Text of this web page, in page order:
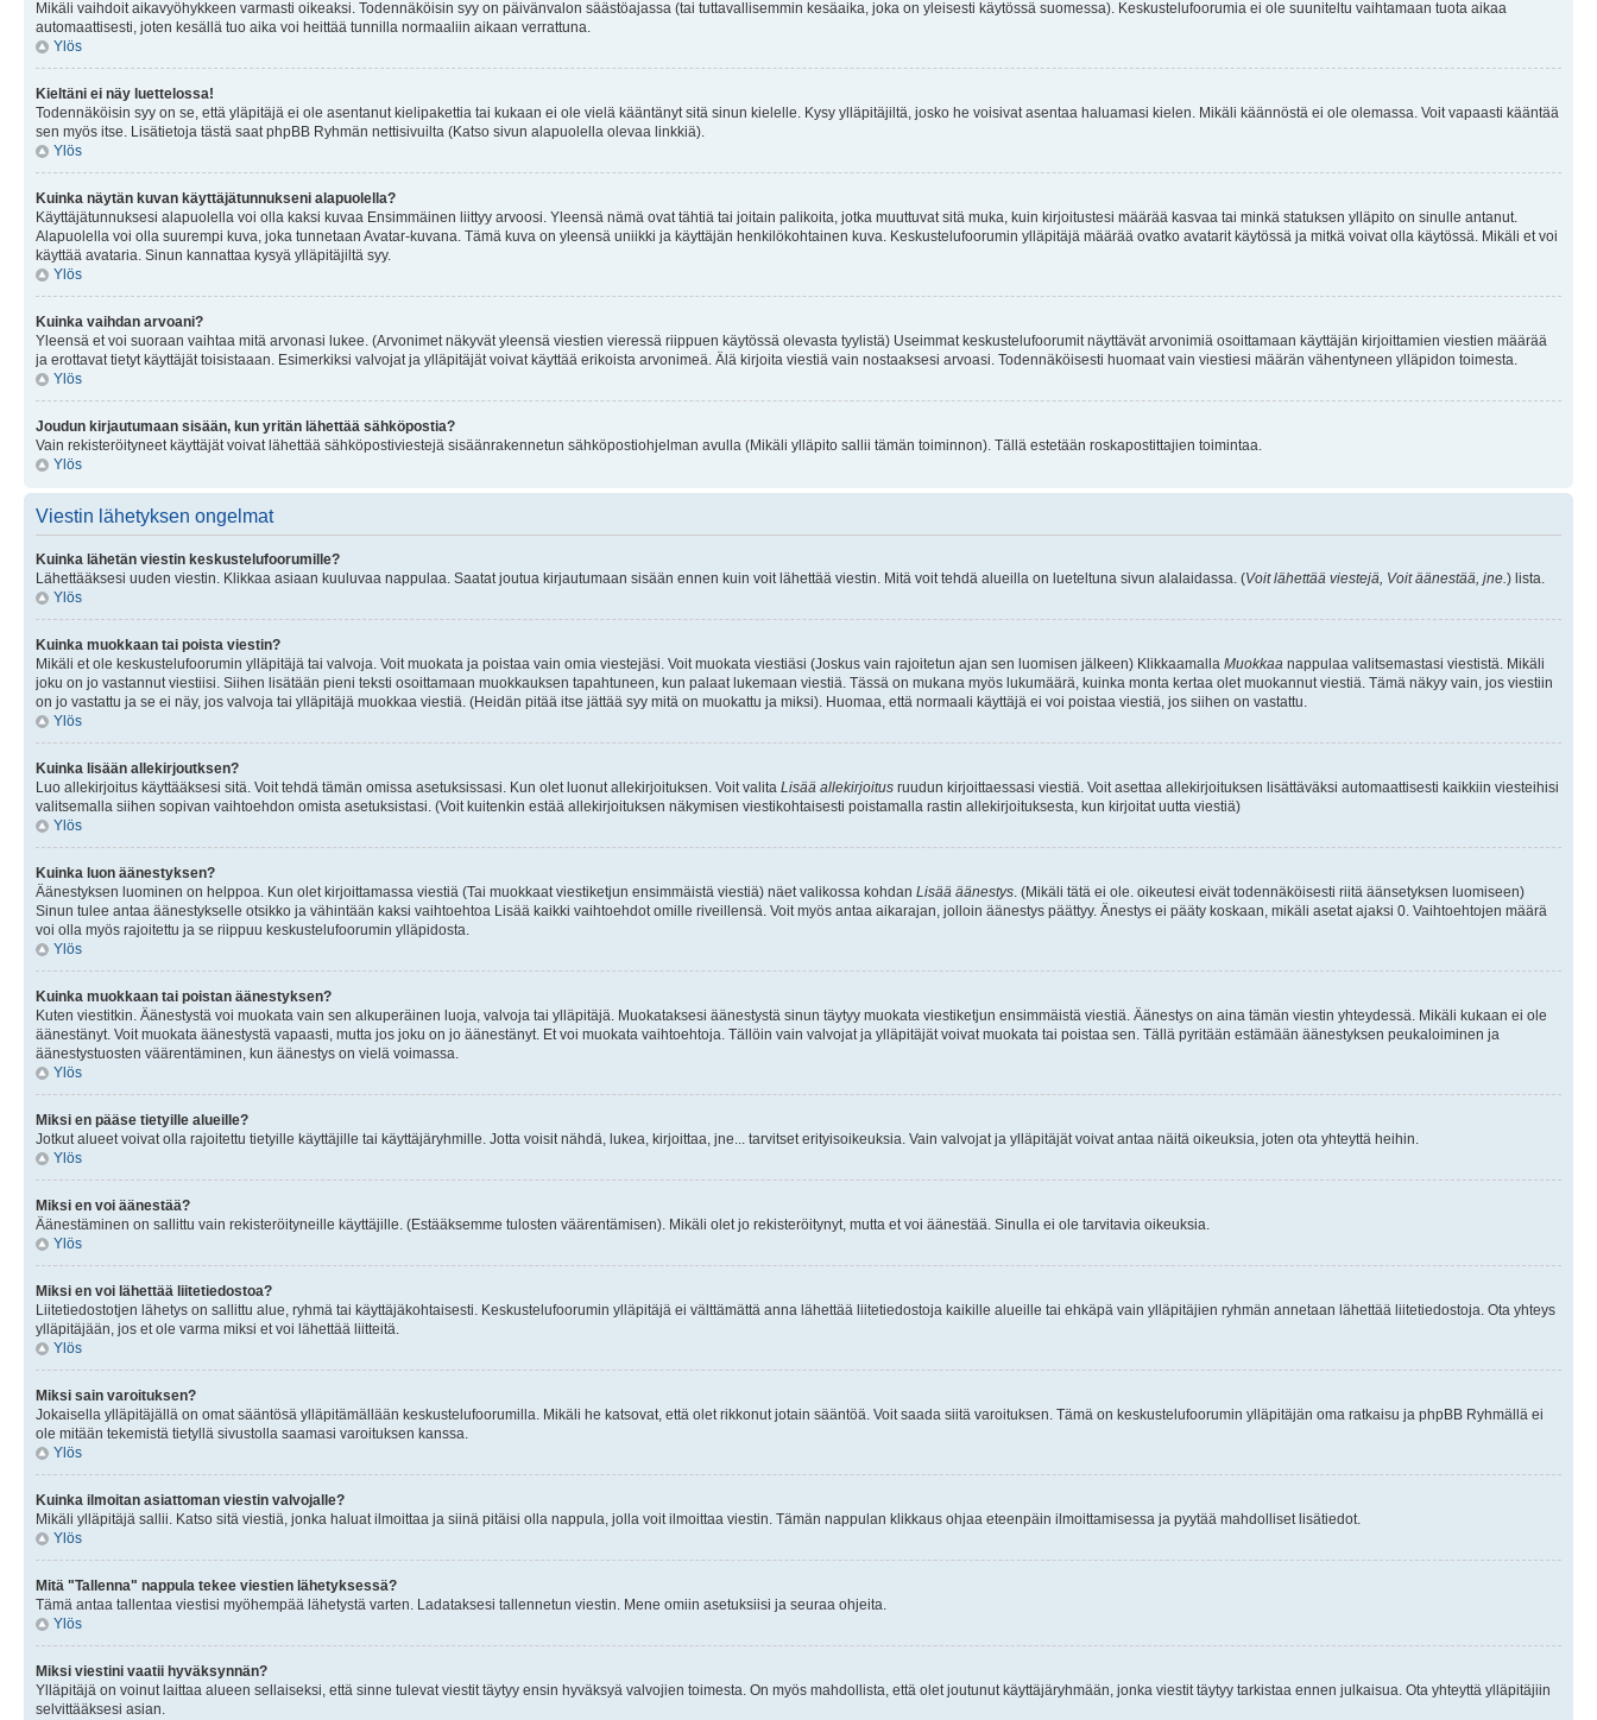
Mikäli vaihdoit aikavyöhykkeen varmasti oikeaksi. Todennäköisin syy on päivänvalon säästöajassa (tai tuttavallisemmin kesäaika, joka on yleisesti käytössä suomessa). Keskustelufoorumia ei ole suuniteltu vaihtamaan tuota aikaa
automaattisesti, joten kesällä tuo aika voi heittää tunnilla normaaliin aikaan verrattuna.
Ylös
Kieltäni ei näy luettelossa!
Todennäköisin syy on se, että yläpitäjä ei ole asentanut kielipakettia tai kukaan ei ole vielä kääntänyt sitä sinun kielelle. Kysy ylläpitäjiltä, josko he voisivat asentaa haluamasi kielen. Mikäli käännöstä ei ole olemassa. Voit vapaasti kääntää
sen myös itse. Lisätietoja tästä saat phpBB Ryhmän nettisivuilta (Katso sivun alapuolella olevaa linkkiä).
Ylös
Kuinka näytän kuvan käyttäjätunnukseni alapuolella?
Käyttäjätunnuksesi alapuolella voi olla kaksi kuvaa Ensimmäinen liittyy arvoosi. Yleensä nämä ovat tähtiä tai joitain palikoita, jotka muuttuvat sitä muka, kuin kirjoitustesi määrää kasvaa tai minkä statuksen ylläpito on sinulle antanut.
Alapuolella voi olla suurempi kuva, joka tunnetaan Avatar-kuvana. Tämä kuva on yleensä uniikki ja käyttäjän henkilökohtainen kuva. Keskustelufoorumin ylläpitäjä määrää ovatko avatarit käytössä ja mitkä voivat olla käytössä. Mikäli et voi
käyttää avataria. Sinun kannattaa kysyä ylläpitäjiltä syy.
Ylös
Kuinka vaihdan arvoani?
Yleensä et voi suoraan vaihtaa mitä arvonasi lukee. (Arvonimet näkyvät yleensä viestien vieressä riippuen käytössä olevasta tyylistä) Useimmat keskustelufoorumit näyttävät arvonimiä osoittamaan käyttäjän kirjoittamien viestien määrää
ja erottavat tietyt käyttäjät toisistaaan. Esimerkiksi valvojat ja ylläpitäjät voivat käyttää erikoista arvonimeä. Älä kirjoita viestiä vain nostaaksesi arvoasi. Todennäköisesti huomaat vain viestiesi määrän vähentyneen ylläpidon toimesta.
Ylös
Joudun kirjautumaan sisään, kun yritän lähettää sähköpostia?
Vain rekisteröityneet käyttäjät voivat lähettää sähköpostiviestejä sisäänrakennetun sähköpostiohjelman avulla (Mikäli ylläpito sallii tämän toiminnon). Tällä estetään roskapostittajien toimintaa.
Ylös
Viestin lähetyksen ongelmat
Kuinka lähetän viestin keskustelufoorumille?
Lähettääksesi uuden viestin. Klikkaa asiaan kuuluvaa nappulaa. Saatat joutua kirjautumaan sisään ennen kuin voit lähettää viestin. Mitä voit tehdä alueilla on lueteltuna sivun alalaidassa. (Voit lähettää viestejä, Voit äänestää, jne. ) lista.
Ylös
Kuinka muokkaan tai poista viestin?
Mikäli et ole keskustelufoorumin ylläpitäjä tai valvoja. Voit muokata ja poistaa vain omia viestejäsi. Voit muokata viestiäsi (Joskus vain rajoitetun ajan sen luomisen jälkeen) Klikkaamalla Muokkaa nappulaa valitsemastasi viestistä. Mikäli
joku on jo vastannut viestiisi. Siihen lisätään pieni teksti osoittamaan muokkauksen tapahtuneen, kun palaat lukemaan viestiä. Tässä on mukana myös lukumäärä, kuinka monta kertaa olet muokannut viestiä. Tämä näkyy vain, jos viestiin
on jo vastattu ja se ei näy, jos valvoja tai ylläpitäjä muokkaa viestiä. (Heidän pitää itse jättää syy mitä on muokattu ja miksi). Huomaa, että normaali käyttäjä ei voi poistaa viestiä, jos siihen on vastattu.
Ylös
Kuinka lisään allekirjoutksen?
Luo allekirjoitus käyttääksesi sitä. Voit tehdä tämän omissa asetuksissasi. Kun olet luonut allekirjoituksen. Voit valita Lisää allekirjoitus ruudun kirjoittaessasi viestiä. Voit asettaa allekirjoituksen lisättäväksi automaattisesti kaikkiin viesteihisi
valitsemalla siihen sopivan vaihtoehdon omista asetuksistasi. (Voit kuitenkin estää allekirjoituksen näkymisen viestikohtaisesti poistamalla rastin allekirjoituksesta, kun kirjoitat uutta viestiä)
Ylös
Kuinka luon äänestyksen?
Äänestyksen luominen on helppoa. Kun olet kirjoittamassa viestiä (Tai muokkaat viestiketjun ensimmäistä viestiä) näet valikossa kohdan Lisää äänestys . (Mikäli tätä ei ole. oikeutesi eivät todennäköisesti riitä äänsetyksen luomiseen)
Sinun tulee antaa äänestykselle otsikko ja vähintään kaksi vaihtoehtoa Lisää kaikki vaihtoehdot omille riveillensä. Voit myös antaa aikarajan, jolloin äänestys päättyy. Änestys ei pääty koskaan, mikäli asetat ajaksi 0. Vaihtoehtojen määrä
voi olla myös rajoitettu ja se riippuu keskustelufoorumin ylläpidosta.
Ylös
Kuinka muokkaan tai poistan äänestyksen?
Kuten viestitkin. Äänestystä voi muokata vain sen alkuperäinen luoja, valvoja tai ylläpitäjä. Muokataksesi äänestystä sinun täytyy muokata viestiketjun ensimmäistä viestiä. Äänestys on aina tämän viestin yhteydessä. Mikäli kukaan ei ole
äänestänyt. Voit muokata äänestystä vapaasti, mutta jos joku on jo äänestänyt. Et voi muokata vaihtoehtoja. Tällöin vain valvojat ja ylläpitäjät voivat muokata tai poistaa sen. Tällä pyritään estämään äänestyksen peukaloiminen ja
äänestystuosten väärentäminen, kun äänestys on vielä voimassa.
Ylös
Miksi en pääse tietyille alueille?
Jotkut alueet voivat olla rajoitettu tietyille käyttäjille tai käyttäjäryhmille. Jotta voisit nähdä, lukea, kirjoittaa, jne... tarvitset erityisoikeuksia. Vain valvojat ja ylläpitäjät voivat antaa näitä oikeuksia, joten ota yhteyttä heihin.
Ylös
Miksi en voi äänestää?
Äänestäminen on sallittu vain rekisteröityneille käyttäjille. (Estääksemme tulosten väärentämisen). Mikäli olet jo rekisteröitynyt, mutta et voi äänestää. Sinulla ei ole tarvitavia oikeuksia.
Ylös
Miksi en voi lähettää liitetiedostoa?
Liitetiedostotjen lähetys on sallittu alue, ryhmä tai käyttäjäkohtaisesti. Keskustelufoorumin ylläpitäjä ei välttämättä anna lähettää liitetiedostoja kaikille alueille tai ehkäpä vain ylläpitäjien ryhmän annetaan lähettää liitetiedostoja. Ota yhteys
ylläpitäjään, jos et ole varma miksi et voi lähettää liitteitä.
Ylös
Miksi sain varoituksen?
Jokaisella ylläpitäjällä on omat sääntösä ylläpitämällään keskustelufoorumilla. Mikäli he katsovat, että olet rikkonut jotain sääntöä. Voit saada siitä varoituksen. Tämä on keskustelufoorumin ylläpitäjän oma ratkaisu ja phpBB Ryhmällä ei
ole mitään tekemistä tietyllä sivustolla saamasi varoituksen kanssa.
Ylös
Kuinka ilmoitan asiattoman viestin valvojalle?
Mikäli ylläpitäjä sallii. Katso sitä viestiä, jonka haluat ilmoittaa ja siinä pitäisi olla nappula, jolla voit ilmoittaa viestin. Tämän nappulan klikkaus ohjaa eteenpäin ilmoittamisessa ja pyytää mahdolliset lisätiedot.
Ylös
Mitä "Tallenna" nappula tekee viestien lähetyksessä?
Tämä antaa tallentaa viestisi myöhempää lähetystä varten. Ladataksesi tallennetun viestin. Mene omiin asetuksiisi ja seuraa ohjeita.
Ylös
Miksi viestini vaatii hyväksynnän?
Ylläpitäjä on voinut laittaa alueen sellaiseksi, että sinne tulevat viestit täytyy ensin hyväksyä valvojien toimesta. On myös mahdollista, että olet joutunut käyttäjäryhmään, jonka viestit täytyy tarkistaa ennen julkaisua. Ota yhteyttä ylläpitäjiin
selvittääksesi asian.